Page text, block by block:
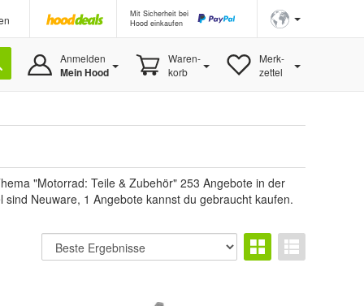
Mit Sicherheit bei
Hood einkaufen
Anmelden
Mein Hood
Waren-
korb
Merk-
zettel
"Motorrad: Teile & Zubehör" 253 Angebote in der
Neuware, 1 Angebote kannst du gebraucht kaufen.